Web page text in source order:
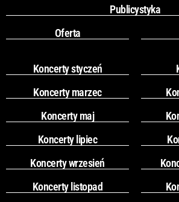
Publicystyka
Oferta
Koncerty styczeń
Koncerty marzec
Koncerty maj
Koncerty lipiec
Koncerty wrzesień
Koncerty listopad